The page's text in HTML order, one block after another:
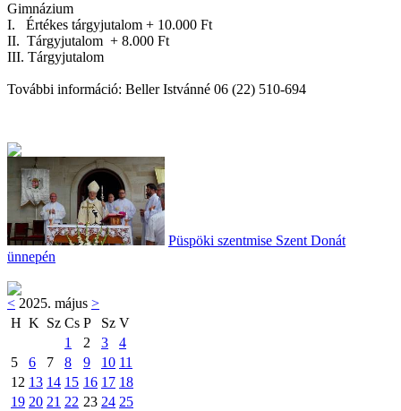
Gimnázium
I. Értékes tárgyjutalom + 10.000 Ft
II. Tárgyjutalom + 8.000 Ft
III. Tárgyjutalom
További információ: Beller Istvánné 06 (22) 510-694
Püspöki szentmise Szent Donát
ünnepén
< 2025. május >
H K Sz Cs P Sz V
1
2 3
4
5
6 7 8 9 10 11
12 13 14 15 16 17 18
19 20 21 22 23 24 25